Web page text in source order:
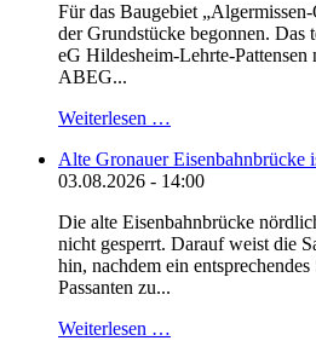
Für das Baugebiet
der Grundstücke begonnen. Das
eG Hildesheim-Lehrte-
ABEG...
Weiterlesen …
Alte Gronauer Eisenbahnbrücke
03.08.2026 - 14:00
Die alte Eisenbahnbrücke
nicht gesperrt. Darauf weist die
hin, nachdem ein
Passanten zu...
Weiterlesen …